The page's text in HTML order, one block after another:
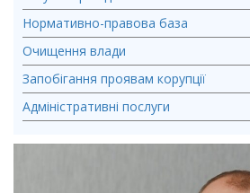
Нормативно-правова база
Очищення влади
Запобігання проявам корупції
Адміністративні послуги